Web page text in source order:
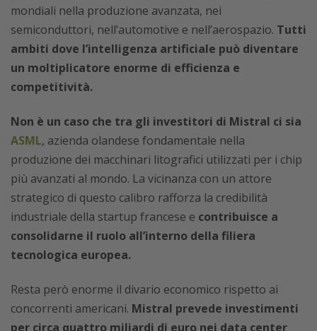
mondiali nella produzione avanzata, nei
semiconduttori, nell’automotive e nell’aerospazio. Tutti
ambiti dove l’intelligenza artificiale può diventare
un moltiplicatore enorme di efficienza e
competitività.
Non è un caso che tra gli investitori di Mistral ci sia
ASML, azienda olandese fondamentale nella
produzione dei macchinari litografici utilizzati per i chip
più avanzati al mondo. La vicinanza con un attore
strategico di questo calibro rafforza la credibilità
industriale della startup francese e contribuisce a
consolidarne il ruolo all’interno della filiera
tecnologica europea.
Resta però enorme il divario economico rispetto ai
concorrenti americani. Mistral prevede investimenti
per circa quattro miliardi di euro nei data center